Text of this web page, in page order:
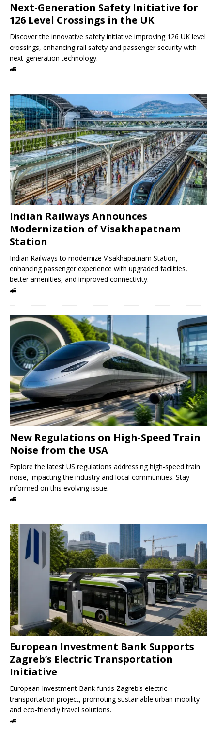
Next-Generation Safety Initiative for
126 Level Crossings in the UK
Discover the innovative safety initiative improving 126 UK level
crossings, enhancing rail safety and passenger security with
next-generation technology.
🚄
Indian Railways Announces
Modernization of Visakhapatnam
Station
Indian Railways to modernize Visakhapatnam Station,
enhancing passenger experience with upgraded facilities,
better amenities, and improved connectivity.
🚄
New Regulations on High-Speed ​​Train
Noise from the USA
Explore the latest US regulations addressing high-speed train
noise, impacting the industry and local communities. Stay
informed on this evolving issue.
🚄
European Investment Bank Supports
Zagreb’s Electric Transportation
Initiative
European Investment Bank funds Zagreb’s electric
transportation project, promoting sustainable urban mobility
and eco-friendly travel solutions.
🚄